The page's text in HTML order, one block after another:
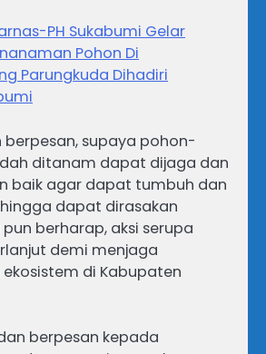
PH Sukabumi Gelar
Pohon Di
Parungkuda Dihadiri
berpesan, supaya pohon-
ditanam dapat dijaga dan
baik agar dapat tumbuh dan
dapat dirasakan
berharap, aksi serupa
demi menjaga
di Kabupaten
berpesan kepada